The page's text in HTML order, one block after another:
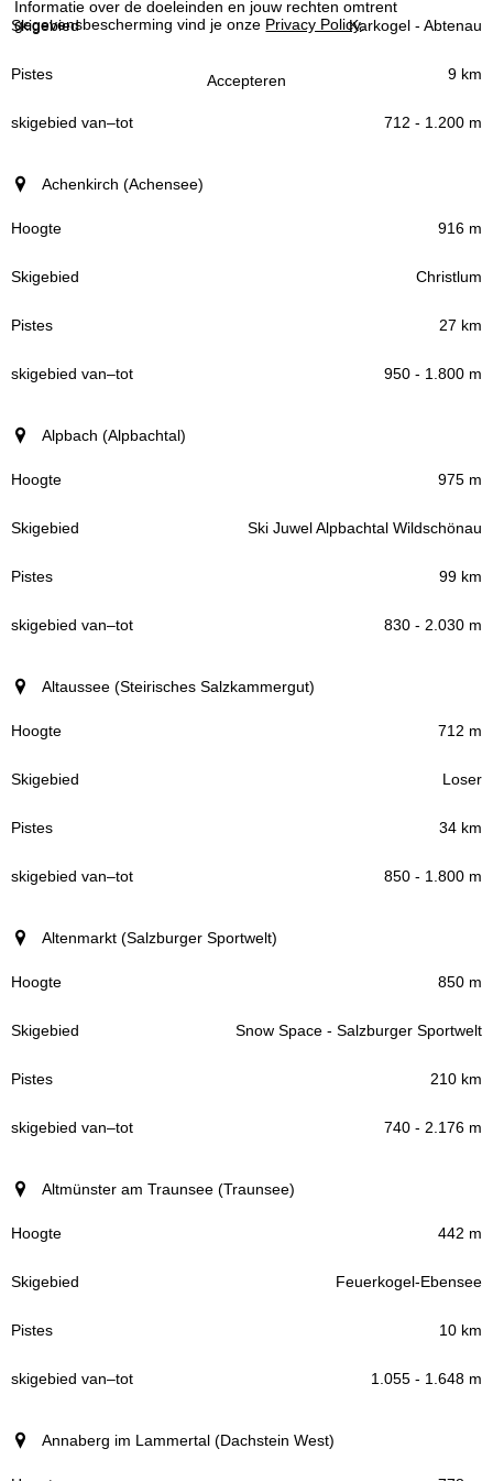
Informatie over de doeleinden en jouw rechten omtrent
gegevensbescherming vind je onze Privacy Policy.
Accepteren
skigebied
–
Karkogel - Abtenau
9 km
712 - 1.200 m
Achenkirch (Achensee)
916 m
Christlum
27 km
950 - 1.800 m
Alpbach (Alpbachtal)
975 m
Ski Juwel Alpbachtal Wildschönau
99 km
830 - 2.030 m
Altaussee (Steirisches Salzkammergut)
712 m
Loser
34 km
850 - 1.800 m
Altenmarkt (Salzburger Sportwelt)
850 m
Snow Space - Salzburger Sportwelt
210 km
740 - 2.176 m
Altmünster am Traunsee (Traunsee)
442 m
Feuerkogel-Ebensee
10 km
1.055 - 1.648 m
Annaberg im Lammertal (Dachstein West)